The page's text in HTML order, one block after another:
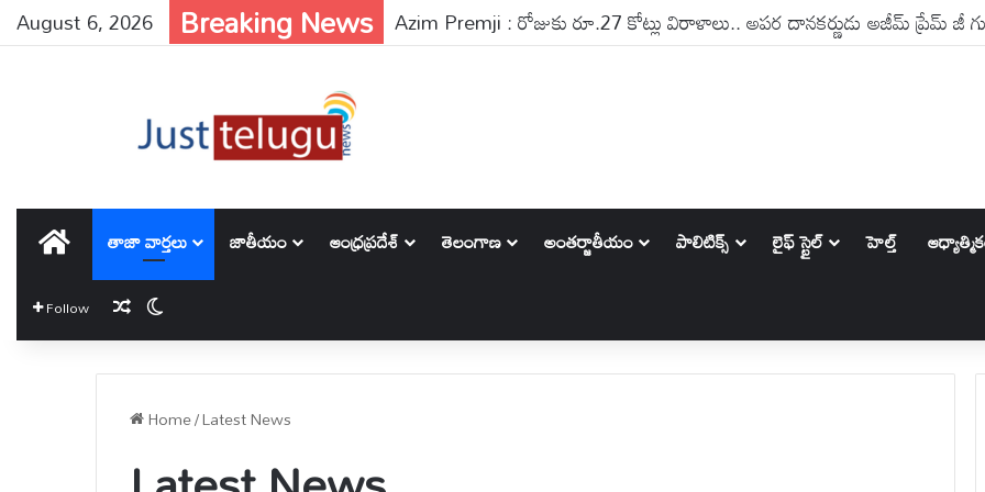
August 6, 2026 Breaking News Azim Premji : రోజుకు రూ.27 కోట్లు విరాళాలు.. అపర దానకర్ణుడు అజీమ్ ప్రేమ్ జీ
తాజా వార్తలు జాతీయం ఆంధ్రప్రదేశ్ తెలంగాణ అంతర్జాతీయం పాలిటిక్స్‌ లైఫ్ స్టైల్ హెల్త్
Follow Random Article
Home/Latest News